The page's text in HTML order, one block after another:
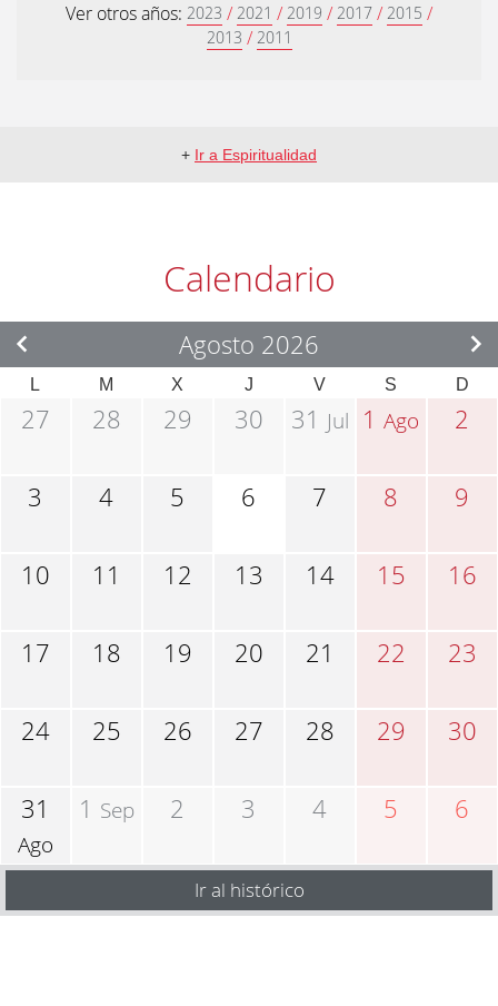
Ver otros años: 2023 / 2021 / 2019 / 2017 / 2015 /
2013 / 2011
+ Ir a Espiritualidad
Calendario
Agosto 2026
L M X J V S D
27 28 29 30 31 Jul 1Ago 2
3 4 5 6 7 8 9
10 11 12 13 14 15 16
17 18 19 20 21 22 23
24 25 26 27 28 29 30
31
Ago
1 Sep 2 3 4 5 6
Ir al histórico